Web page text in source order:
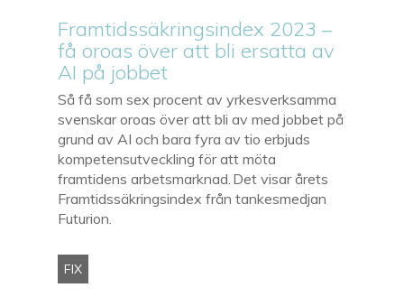
Framtidssäkringsindex 2023 –
få oroas över att bli ersatta av
AI på jobbet
Så få som sex procent av yrkesverksamma
svenskar oroas över att bli av med jobbet på
grund av AI och bara fyra av tio erbjuds
kompetensutveckling för att möta
framtidens arbetsmarknad. Det visar årets
Framtidssäkringsindex från tankesmedjan
Futurion.
FIX